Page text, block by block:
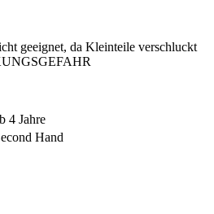
geeignet, da Kleinteile verschluckt
4 Jahre
Hand